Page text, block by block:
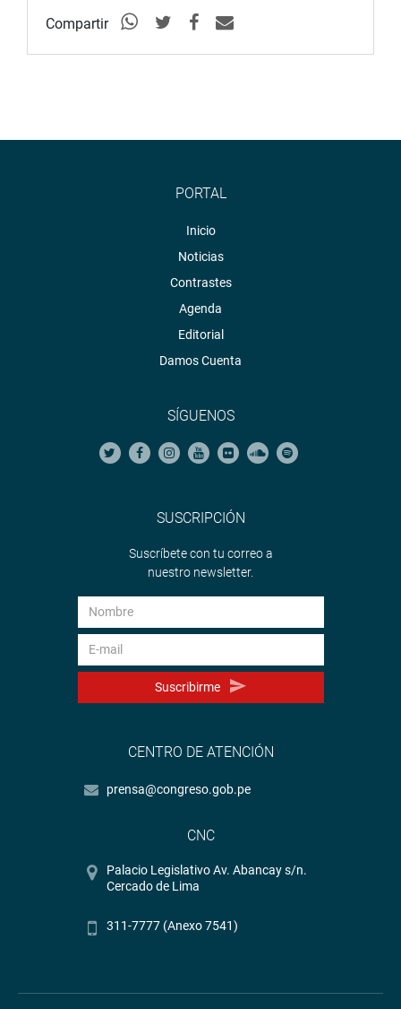
Compartir
PORTAL
Inicio
Noticias
Contrastes
Agenda
Editorial
Damos Cuenta
SÍGUENOS
SUSCRIPCIÓN
Suscríbete con tu correo a
nuestro newsletter.
Suscribirme
CENTRO DE ATENCIÓN
prensa@congreso.gob.pe
CNC
Palacio Legislativo Av. Abancay s/n.
Cercado de Lima
311-7777 (Anexo 7541)